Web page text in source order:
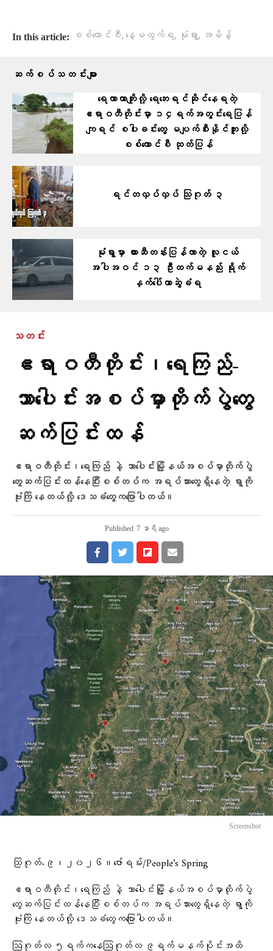
In this article: စစ်ကောင်စီ, နေ့မထွက်ရ, မုံရွာ, အမိန့်
ဆက်စပ်သတင်းများ
ရေကာတာကျိုးလို့ ရေဘေးရင်ဆိုင်နေရတဲ့
ဧရာဝတီတိုင်းမှာ ၁၄ရက်အတွင်းရေပြန်
ကျရင် စပါးခင်းတွေ မပျက်စီးနိုင်ဘူးလို့
စစ်ကောင်စီ ထုတ်ပြန်
ရင်တလှပ်လှပ် သြဂုတ် ၃
မုံရွာမှာ ကားဆီတန်းပြန်လာတဲ့ လူငယ်
အပါအဝင် ၁၃ ဦးထက်မနည်း ရိုက်
နှက်ပေါ်တာဆွဲခံရ
သတင်း
ဧရာဝတီတိုင်း၊ရေကြည်-
သာ​ပေါင်းအစပ်မှာတိုက်ပွဲတွေ
ဆက်ပြင်းထန်
ဧရာဝတီတိုင်း၊ရေကြည် နဲ့ သာပေါင်းမြို့နယ်အစပ်မှာတိုက်ပွဲ
တွေဆက်ပြင်းထန်နေပြီးစစ်တပ်က အရပ်သားတွေရှိနေတဲ့ ရွာကို
ဗုံးကြဲ‌ နေတယ်လို့ ​ဒေသခံ​တွေက​ပြောပါတယ်။
Published 7 နာရီ ago
Screenshot
သြဂုတ်-၉၊၂၀၂၆။ဇော်ရမ်း/People’s Spring
ဧရာဝတီတိုင်း၊ရေကြည် နဲ့ သာပေါင်းမြို့နယ်အစပ်မှာတိုက်ပွဲ
တွေဆက်ပြင်းထန်နေပြီးစစ်တပ်က အရပ်သားတွေရှိနေတဲ့ ရွာကို
ဗုံးကြဲ‌ နေတယ်လို့ ​ဒေသခံ​တွေက​ပြောပါတယ်။
ဩဂုတ်လ ၅ရက်ကနေဩဂုတ်လ ၉ရက်မနက်ပိုင်းအထိ